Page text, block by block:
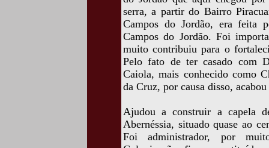
serra, a partir do Bairro
Campos do Jordão, era feita
Campos do Jordão. Foi
muito contribuiu para o
Pelo fato de ter casado com
Caiola, mais conhecido como
da Cruz, por causa disso,
Ajudou a construir a capela
Abernéssia, situado quase ao
Foi administrador, por